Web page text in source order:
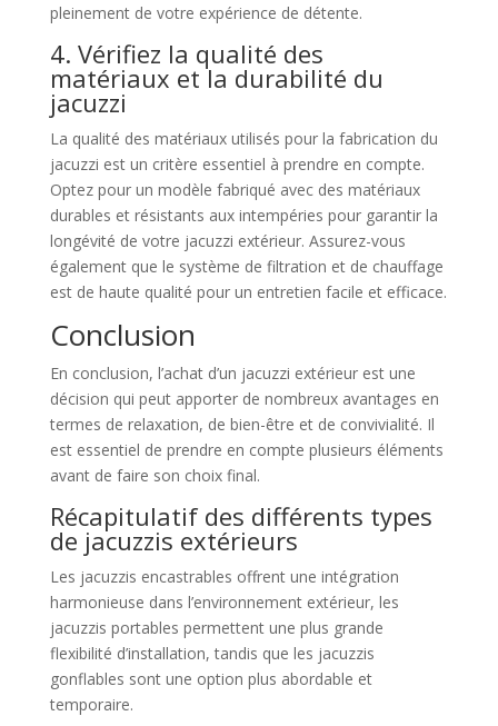
pleinement de votre expérience de détente.
4. Vérifiez la qualité des
matériaux et la durabilité du
jacuzzi
La qualité des matériaux utilisés pour la fabrication du
jacuzzi est un critère essentiel à prendre en compte.
Optez pour un modèle fabriqué avec des matériaux
durables et résistants aux intempéries pour garantir la
longévité de votre jacuzzi extérieur. Assurez-vous
également que le système de filtration et de chauffage
est de haute qualité pour un entretien facile et efficace.
Conclusion
En conclusion, l’achat d’un jacuzzi extérieur est une
décision qui peut apporter de nombreux avantages en
termes de relaxation, de bien-être et de convivialité. Il
est essentiel de prendre en compte plusieurs éléments
avant de faire son choix final.
Récapitulatif des différents types
de jacuzzis extérieurs
Les jacuzzis encastrables offrent une intégration
harmonieuse dans l’environnement extérieur, les
jacuzzis portables permettent une plus grande
flexibilité d’installation, tandis que les jacuzzis
gonflables sont une option plus abordable et
temporaire.